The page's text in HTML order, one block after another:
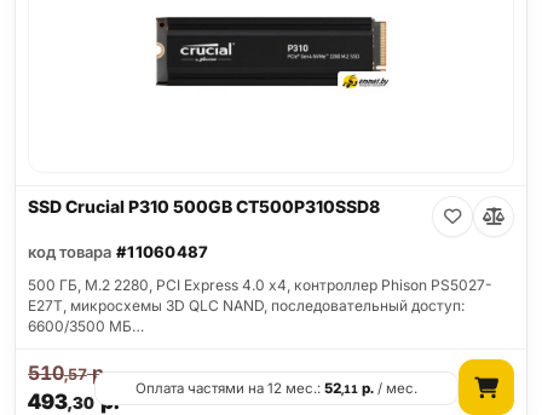
SSD Crucial P310 500GB CT500P310SSD8
код товара #11060487
500 ГБ, M.2 2280, PCI Express 4.0 x4, контроллер Phison PS5027-
E27T, микросхемы 3D QLC NAND, последовательный доступ:
6600/3500 МБ…
493,30р.
510,57р.
Оплата частями на 12 мес.:52,11 р. / мес.